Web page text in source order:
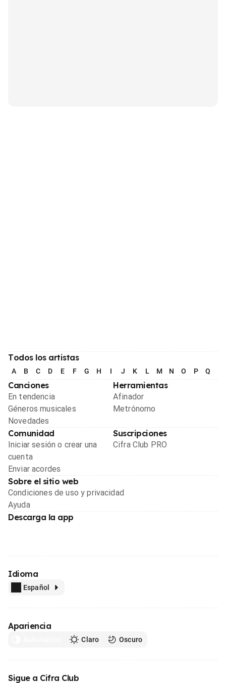
Todos los artistas
A B C D E F G H I J K L M N O P Q
Canciones
En tendencia
Géneros musicales
Novedades
Herramientas
Afinador
Metrónomo
Comunidad
Iniciar sesión o crear una
cuenta
Enviar acordes
Suscripciones
Cifra Club PRO
Sobre el sitio web
Condiciones de uso y privacidad
Ayuda
Descarga la app
Idioma
Español
Apariencia
Claro Oscuro
Sigue a Cifra Club